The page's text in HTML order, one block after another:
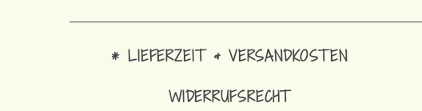
* LIEFERZEIT & VERSANDKOSTEN
WIDERRUFSRECHT